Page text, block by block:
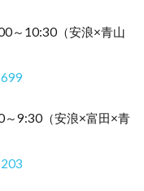
～10:30（安浪×青山
9:30（安浪×富田×青